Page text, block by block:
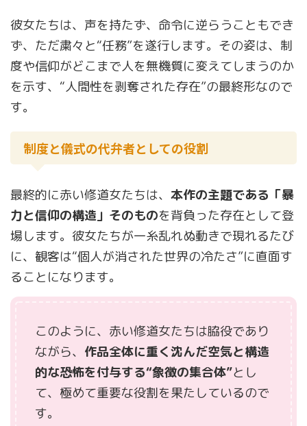
彼女たちは、声を持たず、命令に逆らうこともでき
ず、ただ粛々と“任務”を遂行します。その姿は、制
度や信仰がどこまで人を無機質に変えてしまうのか
を示す、“人間性を剥奪された存在”の最終形なので
す。
制度と儀式の代弁者としての役割
最終的に赤い修道女たちは、 本作の主題である「暴
力と信仰の構造」そのものを背負った存在として登
場します。彼女たちが一糸乱れぬ動きで現れるたび
に、観客は“個人が消された世界の冷たさ”に直面す
ることになります。
このように、赤い修道女たちは脇役であり
ながら、 作品全体に重く沈んだ空気と構造
的な恐怖を付与する“象徴の集合体”とし
て、極めて重要な役割を果たしているので
す。